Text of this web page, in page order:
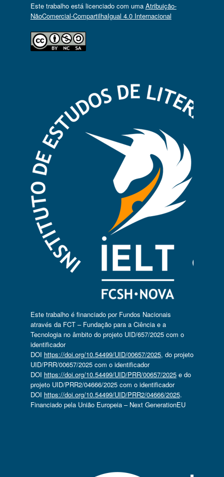
Este trabalho está licenciado com uma Atribuição-
NãoComercial-CompartilhaIgual 4.0 Internacional
Este trabalho é financiado por Fundos Nacionais
através da FCT – Fundação para a Ciência e a
Tecnologia no âmbito do projeto UID/657/2025 com o
identificador
DOI https://doi.org/10.54499/UID/00657/2025, do projeto
UID/PRR/00657/2025 com o identificador
DOI https://doi.org/10.54499/UID/PRR/00657/2025e do
projeto UID/PRR2/04666/2025 com o identificador
DOI https://doi.org/10.54499/UID/PRR2/04666/2025.
Financiado pela União Europeia – Next GenerationEU